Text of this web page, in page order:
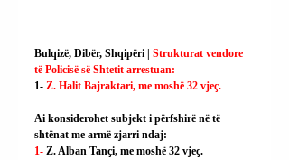
Bulqizë, Dibër, Shqipëri | Strukturat vendore
të Policisë së Shtetit arrestuan:
1- Z. Halit Bajraktari, me moshë 32 vjeç.
Ai konsiderohet subjekt i përfshirë në të
shtënat me armë zjarri ndaj:
1- Z. Alban Tançi, me moshë 32 vjeç.